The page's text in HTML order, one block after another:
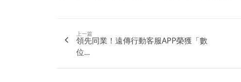
上一篇
領先同業！遠傳行動客服APP榮獲「數
位...